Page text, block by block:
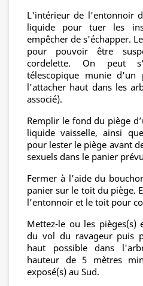
L'intérieur de l'entonnoir
liquide pour tuer les
empêcher de s'échapper.
pour pouvoir être
cordelette. On peut
télescopique munie d'un
l'attacher haut dans les
associé).
Remplir le fond du piège
liquide vaisselle, ainsi
pour lester le piège avant
sexuels dans le panier
Fermer à l’aide du
panier sur le toit du piège.
l’entonnoir et le toit pour
Mettez-le ou les pièges(s)
du vol du ravageur puis
haut possible dans
hauteur de 5 mètres
exposé(s) au Sud.